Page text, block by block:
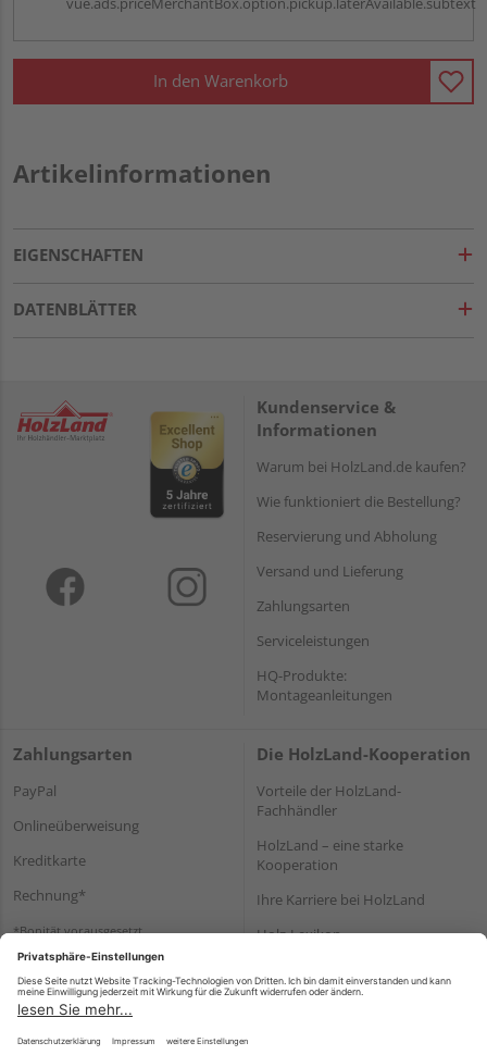
In den Warenkorb
Artikelinformationen
EIGENSCHAFTEN
DATENBLÄTTER
Kundenservice &
Informationen
Warum bei HolzLand.de kaufen?
Wie funktioniert die Bestellung?
Reservierung und Abholung
Versand und Lieferung
Zahlungsarten
Serviceleistungen
HQ-Produkte:
Montageanleitungen
Zahlungsarten
PayPal
Onlineüberweisung
Kreditkarte
Rechnung*
*Bonität vorausgesetzt
Die HolzLand-Kooperation
Vorteile der HolzLand-
Fachhändler
HolzLand – eine starke
Kooperation
Ihre Karriere bei HolzLand
Holz-Lexikon